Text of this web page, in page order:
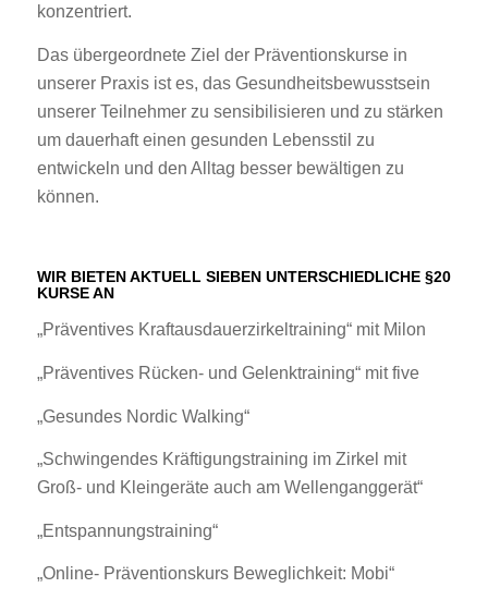
konzentriert.
Das übergeordnete Ziel der Präventionskurse in
unserer Praxis ist es, das Gesundheitsbewusstsein
unserer Teilnehmer zu sensibilisieren und zu stärken
um dauerhaft einen gesunden Lebensstil zu
entwickeln und den Alltag besser bewältigen zu
können.
WIR BIETEN AKTUELL SIEBEN UNTERSCHIEDLICHE §20
KURSE AN
„Präventives Kraftausdauerzirkeltraining“ mit Milon
„Präventives Rücken- und Gelenktraining“ mit five
„Gesundes Nordic Walking“
„Schwingendes Kräftigungstraining im Zirkel mit
Groß- und Kleingeräte auch am Wellenganggerät“
„Entspannungstraining“
„Online- Präventionskurs Beweglichkeit: Mobi“